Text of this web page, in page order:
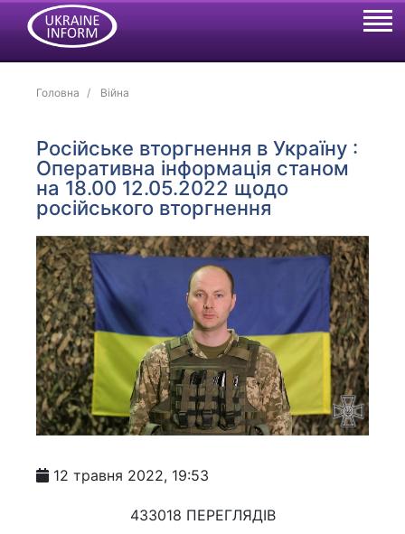
Головна Війна
Російське вторгнення в Україну :
Оперативна інформація станом
на 18.00 12.05.2022 щодо
російського вторгнення
12 травня 2022, 19:53
433018 ПЕРЕГЛЯДІВ